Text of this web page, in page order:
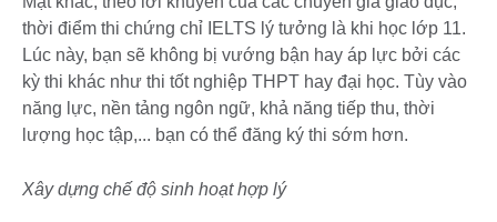
thời điểm thi chứng chỉ IELTS lý tưởng là khi học lớp 11.
Lúc này, bạn sẽ không bị vướng bận hay áp lực bởi các
kỳ thi khác như thi tốt nghiệp THPT hay đại học. Tùy vào
năng lực, nền tảng ngôn ngữ, khả năng tiếp thu, thời
lượng học tập,... bạn có thể đăng ký thi sớm hơn.
Xây dựng chế độ sinh hoạt hợp lý